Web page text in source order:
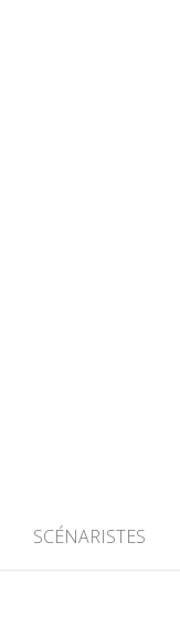
SCÉNARISTES